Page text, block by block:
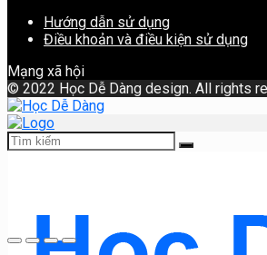
Hướng dẫn sử dụng
Điều khoản và điều kiện sử dụng
Mạng xã hội
© 2022 Học Dễ Dàng design. All rights